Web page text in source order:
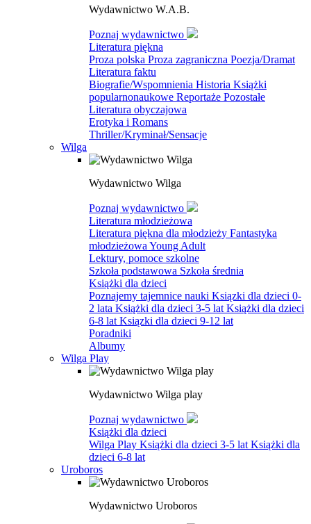
Wydawnictwo W.A.B.
Poznaj wydawnictwo
Literatura piękna
Proza polska Proza zagraniczna Poezja/Dramat
Literatura faktu
Biografie/Wspomnienia Historia Książki
popularnonaukowe Reportaże Pozostałe
Literatura obyczajowa
Erotyka i Romans
Thriller/Kryminał/Sensacje
Wilga
Wydawnictwo Wilga
Poznaj wydawnictwo
Literatura młodzieżowa
Literatura piękna dla młodzieży Fantastyka
młodzieżowa Young Adult
Lektury, pomoce szkolne
Szkoła podstawowa Szkoła średnia
Książki dla dzieci
Poznajemy tajemnice nauki Ksiązki dla dzieci 0-
2 lata Książki dla dzieci 3-5 lat Książki dla dzieci
6-8 lat Ksiązki dla dzieci 9-12 lat
Poradniki
Albumy
Wilga Play
Wydawnictwo Wilga play
Poznaj wydawnictwo
Książki dla dzieci
Wilga Play Książki dla dzieci 3-5 lat Książki dla
dzieci 6-8 lat
Uroboros
Wydawnictwo Uroboros